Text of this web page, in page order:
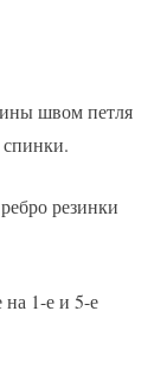
швом петля
резинки
1-е и 5-е